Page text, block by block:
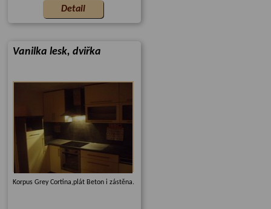
Vanilka lesk, dviřka
Korpus Grey Cortina,plát Beton i zástěna.